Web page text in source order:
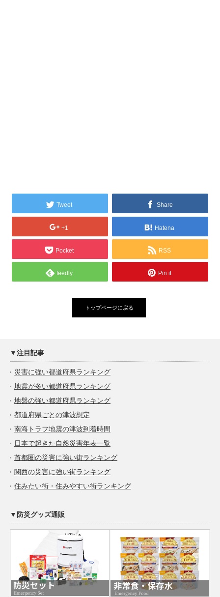
Tweet Share
+1 Hatena
Pocket RSS
feedly Pin it
トップページに戻る
▼注目記事
災害に強い都道府県ランキング
地震が多い都道府県ランキング
地盤の強い都道府県ランキング
都道府県ごとの津波想定
南海トラフ地震の津波到着時間
日本で起きた自然災害年表一覧
首都圏の災害に強い街ランキング
関西の災害に強い街ランキング
住みたい街・住みやすい街ランキング
▼防災グッズ通販